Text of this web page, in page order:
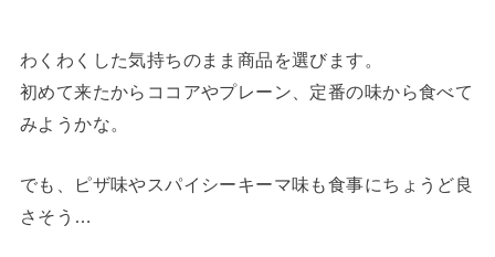
わくわくした気持ちのまま商品を選びます。
初めて来たからココアやプレーン、定番の味から食べて
みようかな。
でも、ピザ味やスパイシーキーマ味も食事にちょうど良
さそう…